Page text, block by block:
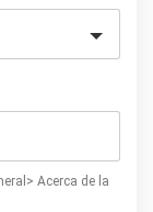
Acerca de la